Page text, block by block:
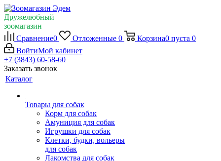
Дружелюбный
зоомагазин
Сравнение0 Отложенные 0 Корзина0 пуста 0
ВойтиМой кабинет
+7 (3843) 60-58-60
Заказать звонок
Каталог
Товары для собак
Корм для собак
Амуниция для собак
Игрушки для собак
Клетки, будки, вольеры
для собак
Лакомства для собак